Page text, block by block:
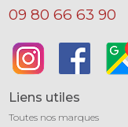
09 80 66 63 90
Liens utiles
Toutes nos marques